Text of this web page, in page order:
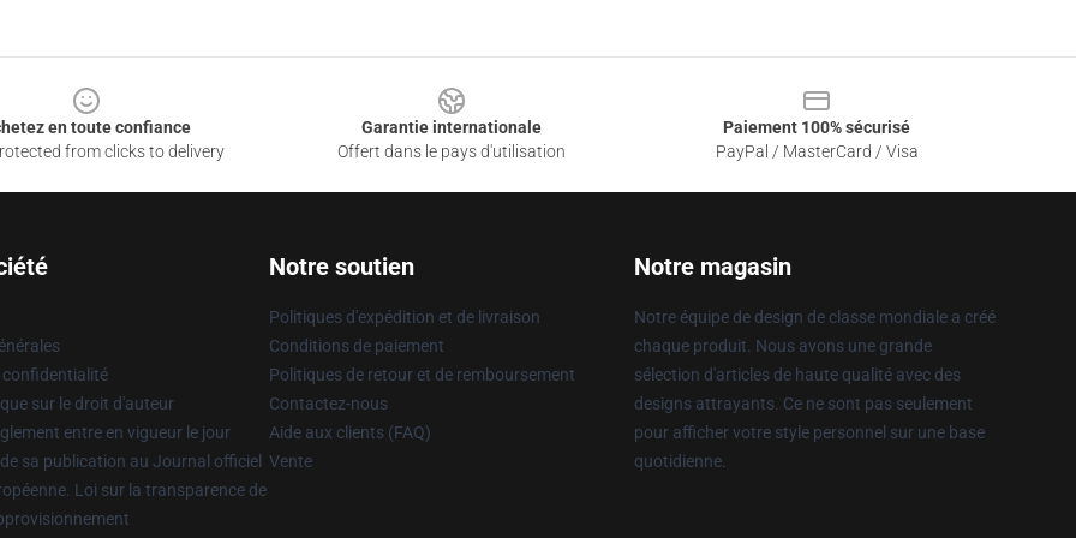
en toute confiance
from clicks to delivery
Garantie internationale
Offert dans le pays d'utilisation
Paiement 100% sécurisé
PayPal / MasterCard / Visa
confidentialité
sur le droit d'auteur
entre en vigueur le jour
sa publication au Journal officiel
Loi sur la transparence de
Notre soutien
Politiques d'expédition et de livraison
Conditions de paiement
Politiques de retour et de remboursement
Contactez-nous
Aide aux clients (FAQ)
Vente
Notre magasin
Notre équipe de design de classe mondiale a créé
chaque produit. Nous avons une grande
sélection d'articles de haute qualité avec des
designs attrayants. Ce ne sont pas seulement
pour afficher votre style personnel sur une base
quotidienne.